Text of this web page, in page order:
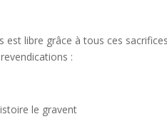
est libre grâce à tous ces sacrifices
:
le gravent